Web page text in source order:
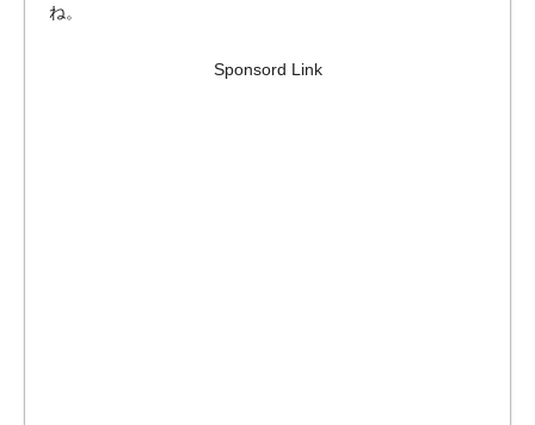
ね。
Sponsord Link